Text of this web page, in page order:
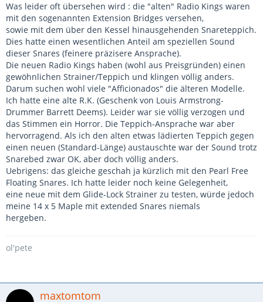
Was leider oft übersehen wird : die "alten" Radio Kings waren
mit den sogenannten Extension Bridges versehen,
sowie mit dem über den Kessel hinausgehenden Snareteppich.
Dies hatte einen wesentlichen Anteil am speziellen Sound
dieser Snares (feinere präzisere Ansprache).
Die neuen Radio Kings haben (wohl aus Preisgründen) einen
gewöhnlichen Strainer/Teppich und klingen völlig anders.
Darum suchen wohl viele "Afficionados" die älteren Modelle.
Ich hatte eine alte R.K. (Geschenk von Louis Armstrong-
Drummer Barrett Deems). Leider war sie völlig verzogen und
das Stimmen ein Horror. Die Teppich-Ansprache war aber
hervorragend. Als ich den alten etwas lädierten Teppich gegen
einen neuen (Standard-Länge) austauschte war der Sound trotz
Snarebed zwar OK, aber doch völlig anders.
Uebrigens: das gleiche geschah ja kürzlich mit den Pearl Free
Floating Snares. Ich hatte leider noch keine Gelegenheit,
eine neue mit dem Glide-Lock Strainer zu testen, würde jedoch
meine 14 x 5 Maple mit extended Snares niemals
hergeben.
ol'pete
maxtomtom